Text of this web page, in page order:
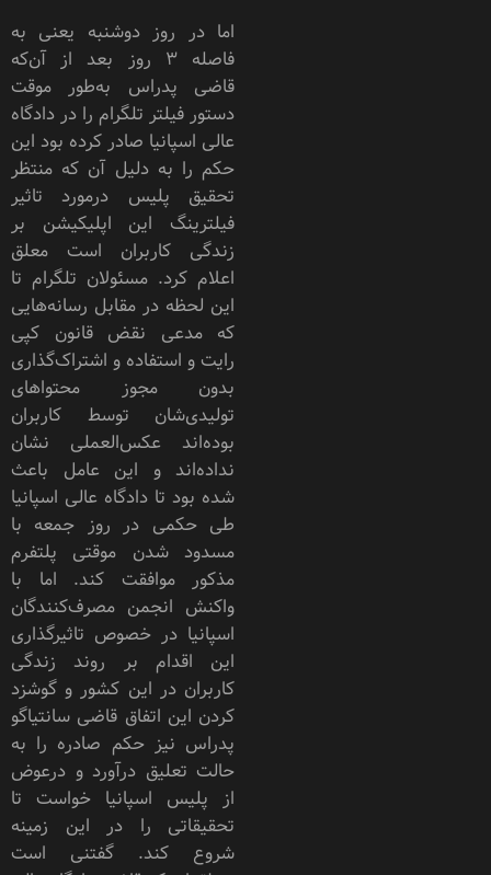
اما در روز دوشنبه یعنی به
فاصله 3 روز بعد از آن‌که
قاضی پدراس به‌طور موقت
دستور فیلتر تلگرام را در دادگاه
عالی اسپانیا صادر کرده بود این
حکم را به دلیل آن که منتظر
تحقیق پلیس درمورد تاثیر
فیلترینگ این اپلیکیشن بر
زندگی کاربران است معلق
اعلام کرد. مسئولان تلگرام تا
این لحظه در مقابل رسانه‌هایی
که مدعی نقض قانون کپی
رایت و استفاده و اشتراک‌گذاری
بدون مجوز محتواهای
تولیدی‌شان توسط کاربران
بوده‌اند عکس‌العملی نشان
نداده‌اند و این عامل باعث
شده بود تا دادگاه عالی اسپانیا
طی حکمی در روز جمعه با
مسدود شدن موقتی پلتفرم
مذکور موافقت کند. اما با
واکنش انجمن مصرف‌کنندگان
اسپانیا در خصوص تاثیرگذاری
این اقدام بر روند زندگی
کاربران در این کشور و گوشزد
کردن این اتفاق قاضی سانتیاگو
پدراس نیز حکم صادره را به
حالت تعلیق درآورد و درعوض
از پلیس اسپانیا خواست تا
تحقیقاتی را در این زمینه
شروع کند. گفتنی است